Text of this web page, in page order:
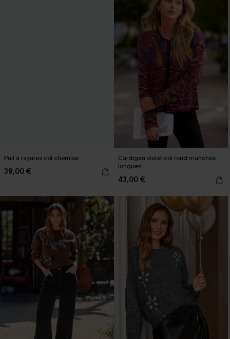
Pull à rayures col chemise
39,00 €
Cardigan violet col rond manches
longues
43,00 €